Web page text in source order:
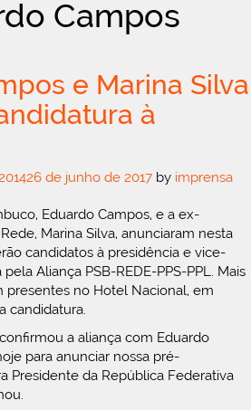
Campos
e Marina Silva
à
26 de junho de 2017 by imprensa
Eduardo Campos, e a ex-
Marina Silva, anunciaram nesta
candidatos à presidência e vice-
Aliança PSB-REDE-PPS-PPL. Mais
presentes no Hotel Nacional, em
candidatura.
a aliança com Eduardo
para anunciar nossa pré-
Presidente da República Federativa